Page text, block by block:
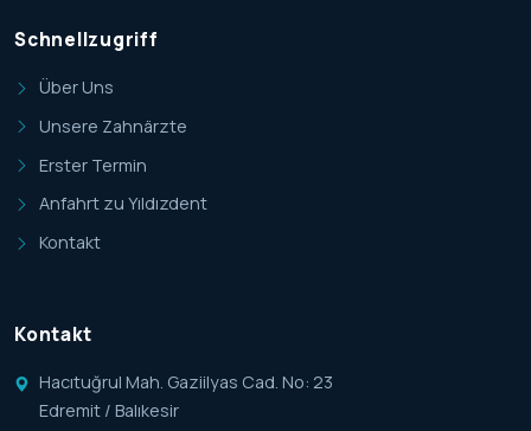
Schnellzugriff
Über Uns
Unsere Zahnärzte
Erster Termin
Anfahrt zu Yıldızdent
Kontakt
Kontakt
Hacıtuğrul Mah. Gaziilyas Cad. No: 23
Edremit / Balıkesir